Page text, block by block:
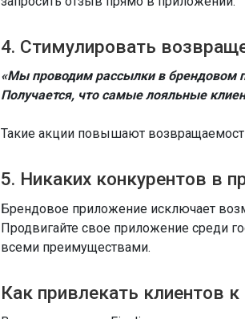
4. Стимулировать
«Мы проводим рассылки в брендовом
Получается, что самые лояльные
Такие акции повышают
5. Никаких конкурентов в
Брендовое приложение исключает
Продвигайте свое приложение среди
всеми преимуществами.
Как привлекать клиентов